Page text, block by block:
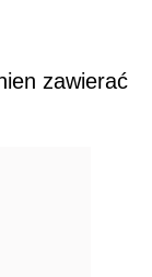
zawierać